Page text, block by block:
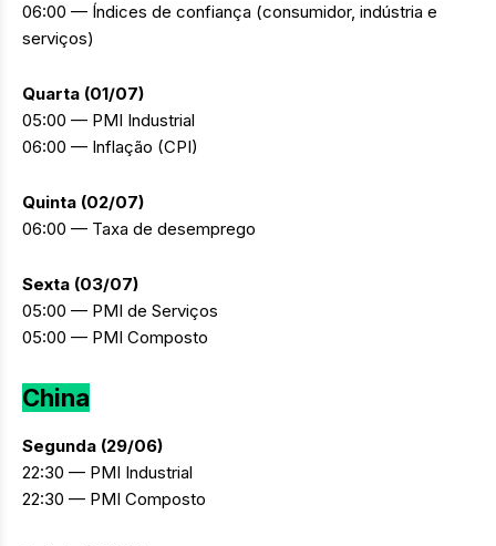
06:00 — Índices de confiança (consumidor, indústria e
serviços)
Quarta (01/07)
05:00 — PMI Industrial
06:00 — Inflação (CPI)
Quinta (02/07)
06:00 — Taxa de desemprego
Sexta (03/07)
05:00 — PMI de Serviços
05:00 — PMI Composto
China
Segunda (29/06)
22:30 — PMI Industrial
22:30 — PMI Composto